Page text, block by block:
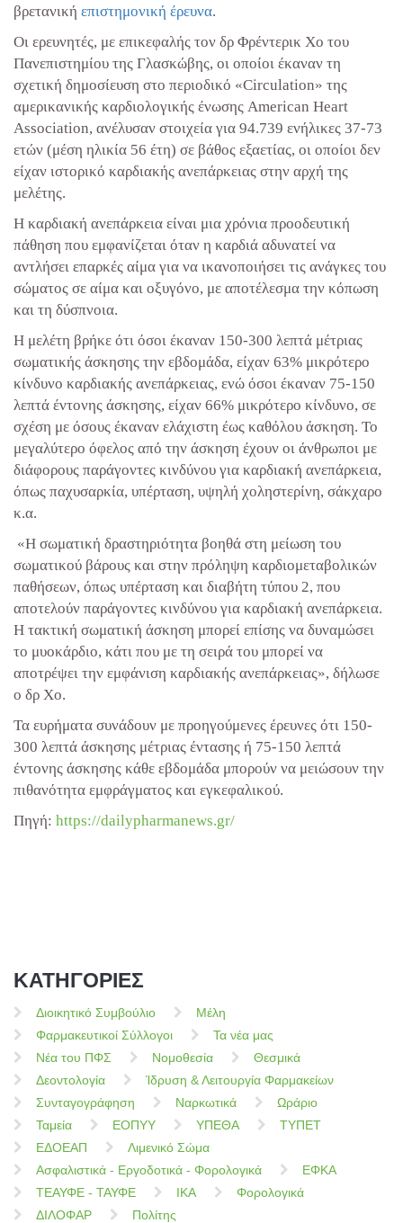
βρετανική επιστημονική έρευνα.
Οι ερευνητές, με επικεφαλής τον δρ Φρέντερικ Χο του
Πανεπιστημίου της Γλασκώβης, οι οποίοι έκαναν τη
σχετική δημοσίευση στο περιοδικό «Circulation» της
αμερικανικής καρδιολογικής ένωσης American Heart
Association, ανέλυσαν στοιχεία για 94.739 ενήλικες 37-73
ετών (μέση ηλικία 56 έτη) σε βάθος εξαετίας, οι οποίοι δεν
είχαν ιστορικό καρδιακής ανεπάρκειας στην αρχή της
μελέτης.
Η καρδιακή ανεπάρκεια είναι μια χρόνια προοδευτική
πάθηση που εμφανίζεται όταν η καρδιά αδυνατεί να
αντλήσει επαρκές αίμα για να ικανοποιήσει τις ανάγκες του
σώματος σε αίμα και οξυγόνο, με αποτέλεσμα την κόπωση
και τη δύσπνοια.
Η μελέτη βρήκε ότι όσοι έκαναν 150-300 λεπτά μέτριας
σωματικής άσκησης την εβδομάδα, είχαν 63% μικρότερο
κίνδυνο καρδιακής ανεπάρκειας, ενώ όσοι έκαναν 75-150
λεπτά έντονης άσκησης, είχαν 66% μικρότερο κίνδυνο, σε
σχέση με όσους έκαναν ελάχιστη έως καθόλου άσκηση. Το
μεγαλύτερο όφελος από την άσκηση έχουν οι άνθρωποι με
διάφορους παράγοντες κινδύνου για καρδιακή ανεπάρκεια,
όπως παχυσαρκία, υπέρταση, υψηλή χοληστερίνη, σάκχαρο
κ.α.
«Η σωματική δραστηριότητα βοηθά στη μείωση του
σωματικού βάρους και στην πρόληψη καρδιομεταβολικών
παθήσεων, όπως υπέρταση και διαβήτη τύπου 2, που
αποτελούν παράγοντες κινδύνου για καρδιακή ανεπάρκεια.
Η τακτική σωματική άσκηση μπορεί επίσης να δυναμώσει
το μυοκάρδιο, κάτι που με τη σειρά του μπορεί να
αποτρέψει την εμφάνιση καρδιακής ανεπάρκειας», δήλωσε
ο δρ Χο.
Τα ευρήματα συνάδουν με προηγούμενες έρευνες ότι 150-
300 λεπτά άσκησης μέτριας έντασης ή 75-150 λεπτά
έντονης άσκησης κάθε εβδομάδα μπορούν να μειώσουν την
πιθανότητα εμφράγματος και εγκεφαλικού.
Πηγή: https://dailypharmanews.gr/
ΚΑΤΗΓΟΡΙΕΣ
Διοικητικό Συμβούλιο
Μέλη
Φαρμακευτικοί Σύλλογοι
Τα νέα μας
Νέα του ΠΦΣ
Νομοθεσία
Θεσμικά
Δεοντολογία
Ίδρυση & Λειτουργία Φαρμακείων
Συνταγογράφηση
Ναρκωτικά
Ωράριο
Ταμεία
ΕΟΠΥΥ ΥΠΕΘΑ
ΤΥΠΕΤ
ΕΔΟΕΑΠ
Λιμενικό Σώμα
Ασφαλιστικά - Εργοδοτικά - Φορολογικά
ΕΦΚΑ
ΤΕΑΥΦΕ - ΤΑΥΦΕ
ΙΚΑ
Φορολογικά
ΔΙΛΟΦΑΡ
Πολίτης